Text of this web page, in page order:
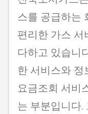
스를 공급하는
편리한 가스 서
다하고 있습니
한 서비스와 정
요금조회 서비
는 부분입니다.